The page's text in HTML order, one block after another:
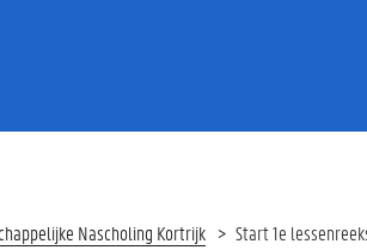
Nascholing Kortrijk Start 1e